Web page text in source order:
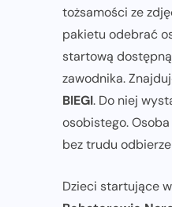
tożsamości ze
pakietu odebrać
startową
zawodnika.
BIEGI. Do niej
osobistego.
bez trudu
Dzieci startujące